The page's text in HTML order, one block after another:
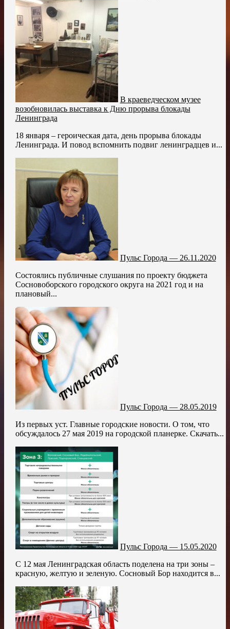
В краеведческом музее
возобновилась выставка к Дню прорыва блокады
Ленинграда
18 января – героическая дата, день прорыва блокады
Ленинграда. И повод вспомнить подвиг ленинградцев и...
Пульс Города — 26.11.2020
Состоялись публичные слушания по проекту бюджета
Сосновоборского городского округа на 2021 год и на
плановый...
Пульс Города — 28.05.2019
Из первых уст. Главные городские новости. О том, что
обсуждалось 27 мая 2019 на городской планерке. Скачать...
Пульс Города — 15.05.2020
С 12 мая Ленинградская область поделена на три зоны –
красную, желтую и зеленую. Сосновый Бор находится в...